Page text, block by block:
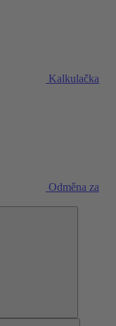
Kalkulačka
Odměna za